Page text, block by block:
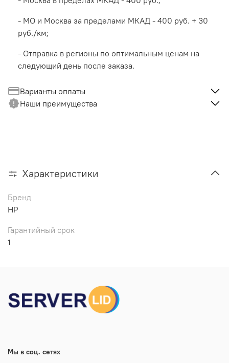
- МО и Москва за пределами МКАД - 400 руб. + 30
руб./км;
- Отправка в регионы по оптимальным ценам на
следующий день после заказа.
Варианты оплаты
Наши преимущества
Характеристики
Бренд
HP
Гарантийный срок
1
Мы в соц. сетях